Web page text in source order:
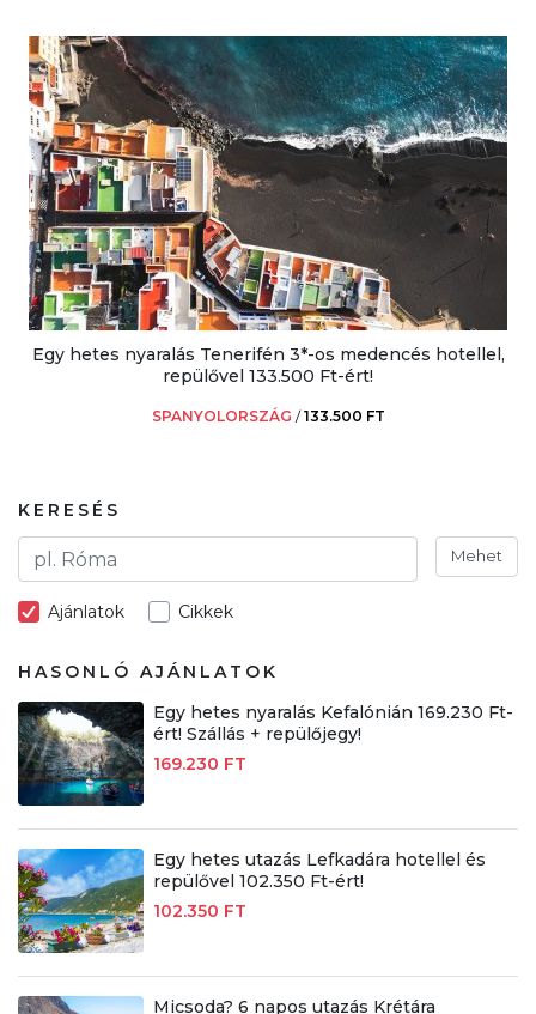
Egy hetes nyaralás Tenerifén 3*-os medencés hotellel,
repülővel 133.500 Ft-ért!
SPANYOLORSZÁG /133.500 FT
KERESÉS
Mehet
Ajánlatok Cikkek
HASONLÓ AJÁNLATOK
Egy hetes nyaralás Kefalónián 169.230 Ft-
ért! Szállás + repülőjegy!
169.230 FT
Egy hetes utazás Lefkadára hotellel és
repülővel 102.350 Ft-ért!
102.350 FT
Micsoda? 6 napos utazás Krétára